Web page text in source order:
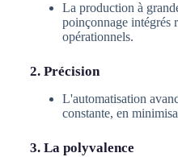
La production à
poinçonnage intégrés
opérationnels.
2. Précision
L'automatisation
constante, en
3. La polyvalence